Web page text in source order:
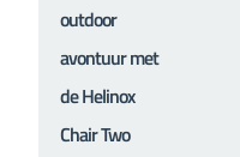
outdoor
avontuur met
de Helinox
Chair Two